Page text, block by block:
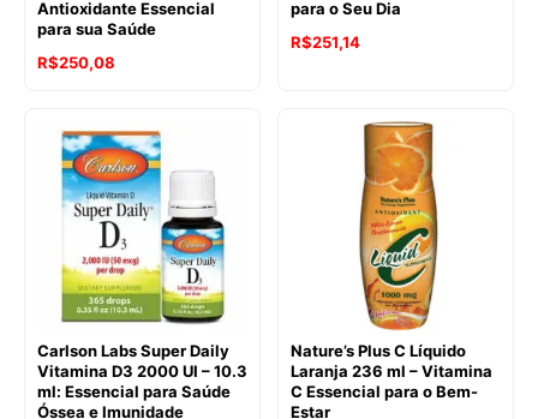
Antioxidante Essencial
para sua Saúde
R$250,08
para o Seu Dia
R$251,14
Carlson Labs Super Daily
Vitamina D3 2000 UI – 10.3
ml: Essencial para Saúde
Óssea e Imunidade
Nature’s Plus C Líquido
Laranja 236 ml – Vitamina
C Essencial para o Bem-
Estar